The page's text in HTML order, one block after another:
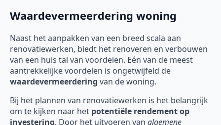
Waardevermeerdering woning
Naast het aanpakken van een breed scala aan
renovatiewerken, biedt het renoveren en verbouwen
van een huis tal van voordelen. Eén van de meest
aantrekkelijke voordelen is ongetwijfeld de
waardevermeerdering van de woning.
Bij het plannen van renovatiewerken is het belangrijk
om te kijken naar het potentiële rendement op
investering. Door het uitvoeren van algemene